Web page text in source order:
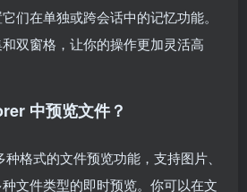
们在单独或跨会话中的记忆功能。
双窗格，让你的操作更加灵活高
中预览文件？
种格式的文件预览功能，支持图片、
文件类型的即时预览。你可以在文